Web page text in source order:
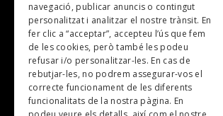
NOSALTRES
El Grup
Contacte
Subscripcions
navegació, publicar anuncis o contingut
personalitzat i analitzar el nostre trànsit. En
fer clic a “acceptar”, accepteu l’ús que fem
de les cookies, però també les podeu
refusar i/o personalitzar-les. En cas de
rebutjar-les, no podrem assegurar-vos el
correcte funcionament de les diferents
funcionalitats de la nostra pàgina. En